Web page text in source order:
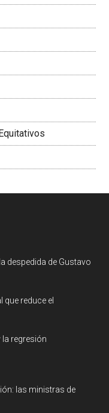
despedida de Gustavo
reduce el
la regresión
las ministras de